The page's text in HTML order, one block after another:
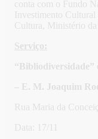
conta com o Fundo
Investimento
Cultura, Ministério da
Serviço:
“Bibliodiversidade”
– E. M. Joaquim
Rua Maria da
Data: 17/11